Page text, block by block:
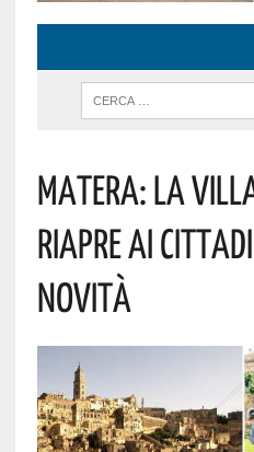
Matera: La
Riapre Ai
Novità